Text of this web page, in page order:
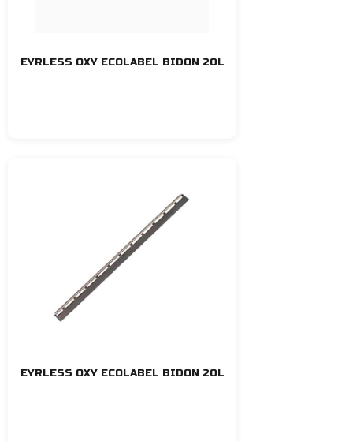
EYRLESS OXY ECOLABEL BIDON 20L
EYRLESS OXY ECOLABEL BIDON 20L